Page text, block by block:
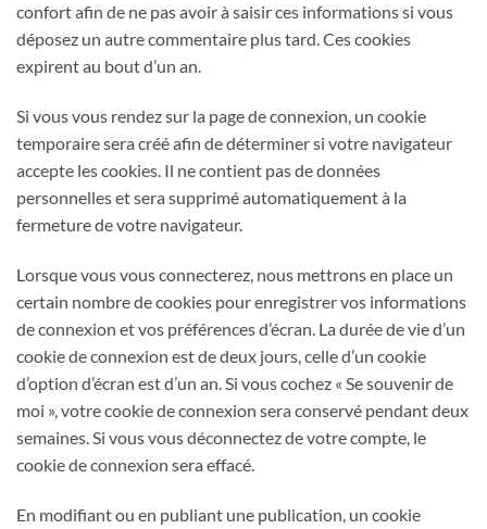
confort afin de ne pas avoir à saisir ces informations si vous
déposez un autre commentaire plus tard. Ces cookies
expirent au bout d’un an.
Si vous vous rendez sur la page de connexion, un cookie
temporaire sera créé afin de déterminer si votre navigateur
accepte les cookies. Il ne contient pas de données
personnelles et sera supprimé automatiquement à la
fermeture de votre navigateur.
Lorsque vous vous connecterez, nous mettrons en place un
certain nombre de cookies pour enregistrer vos informations
de connexion et vos préférences d’écran. La durée de vie d’un
cookie de connexion est de deux jours, celle d’un cookie
d’option d’écran est d’un an. Si vous cochez « Se souvenir de
moi », votre cookie de connexion sera conservé pendant deux
semaines. Si vous vous déconnectez de votre compte, le
cookie de connexion sera effacé.
En modifiant ou en publiant une publication, un cookie